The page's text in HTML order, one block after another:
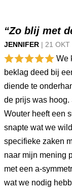
“Zo blij met
JENNIFER | 21 OKT
We
beklag deed bij
diende te
de prijs was
Wouter heeft een
snapte wat we
specifieke zaken
naar mijn mening
met een a-
wat we nodig